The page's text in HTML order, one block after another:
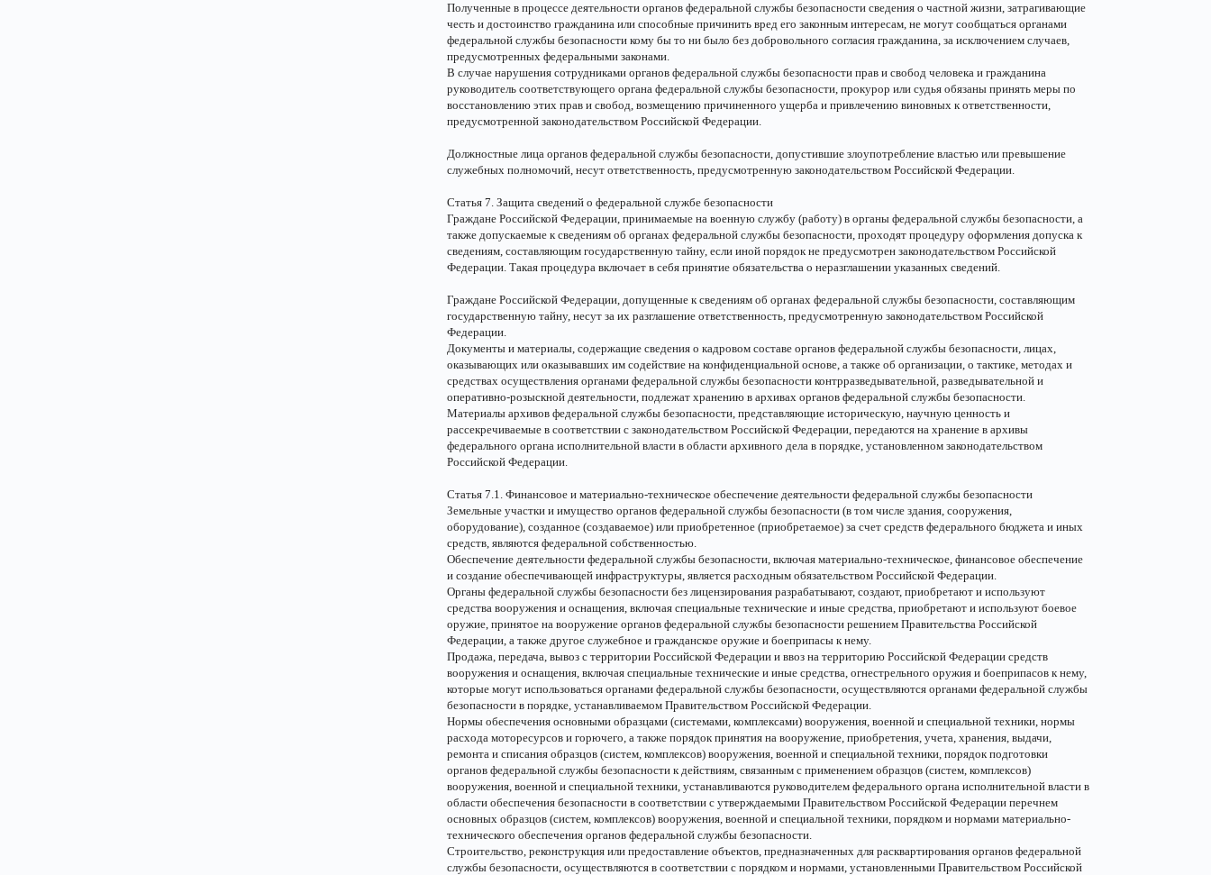
Полученные в процессе деятельности органов федеральной службы безопасности сведения о частной жизни, затрагивающие
честь и достоинство гражданина или способные причинить вред его законным интересам, не могут сообщаться органами
федеральной службы безопасности кому бы то ни было без добровольного согласия гражданина, за исключением случаев,
предусмотренных федеральными законами.
В случае нарушения сотрудниками органов федеральной службы безопасности прав и свобод человека и гражданина
руководитель соответствующего органа федеральной службы безопасности, прокурор или судья обязаны принять меры по
восстановлению этих прав и свобод, возмещению причиненного ущерба и привлечению виновных к ответственности,
предусмотренной законодательством Российской Федерации.
Должностные лица органов федеральной службы безопасности, допустившие злоупотребление властью или превышение
служебных полномочий, несут ответственность, предусмотренную законодательством Российской Федерации.
Статья 7. Защита сведений о федеральной службе безопасности
Граждане Российской Федерации, принимаемые на военную службу (работу) в органы федеральной службы безопасности, а
также допускаемые к сведениям об органах федеральной службы безопасности, проходят процедуру оформления допуска к
сведениям, составляющим государственную тайну, если иной порядок не предусмотрен законодательством Российской
Федерации. Такая процедура включает в себя принятие обязательства о неразглашении указанных сведений.
Граждане Российской Федерации, допущенные к сведениям об органах федеральной службы безопасности, составляющим
государственную тайну, несут за их разглашение ответственность, предусмотренную законодательством Российской
Федерации.
Документы и материалы, содержащие сведения о кадровом составе органов федеральной службы безопасности, лицах,
оказывающих или оказывавших им содействие на конфиденциальной основе, а также об организации, о тактике, методах и
средствах осуществления органами федеральной службы безопасности контрразведывательной, разведывательной и
оперативно-розыскной деятельности, подлежат хранению в архивах органов федеральной службы безопасности.
Материалы архивов федеральной службы безопасности, представляющие историческую, научную ценность и
рассекречиваемые в соответствии с законодательством Российской Федерации, передаются на хранение в архивы
федерального органа исполнительной власти в области архивного дела в порядке, установленном законодательством
Российской Федерации.
Статья 7.1. Финансовое и материально-техническое обеспечение деятельности федеральной службы безопасности
Земельные участки и имущество органов федеральной службы безопасности (в том числе здания, сооружения,
оборудование), созданное (создаваемое) или приобретенное (приобретаемое) за счет средств федерального бюджета и иных
средств, являются федеральной собственностью.
Обеспечение деятельности федеральной службы безопасности, включая материально-техническое, финансовое обеспечение
и создание обеспечивающей инфраструктуры, является расходным обязательством Российской Федерации.
Органы федеральной службы безопасности без лицензирования разрабатывают, создают, приобретают и используют
средства вооружения и оснащения, включая специальные технические и иные средства, приобретают и используют боевое
оружие, принятое на вооружение органов федеральной службы безопасности решением Правительства Российской
Федерации, а также другое служебное и гражданское оружие и боеприпасы к нему.
Продажа, передача, вывоз с территории Российской Федерации и ввоз на территорию Российской Федерации средств
вооружения и оснащения, включая специальные технические и иные средства, огнестрельного оружия и боеприпасов к нему,
которые могут использоваться органами федеральной службы безопасности, осуществляются органами федеральной службы
безопасности в порядке, устанавливаемом Правительством Российской Федерации.
Нормы обеспечения основными образцами (системами, комплексами) вооружения, военной и специальной техники, нормы
расхода моторесурсов и горючего, а также порядок принятия на вооружение, приобретения, учета, хранения, выдачи,
ремонта и списания образцов (систем, комплексов) вооружения, военной и специальной техники, порядок подготовки
органов федеральной службы безопасности к действиям, связанным с применением образцов (систем, комплексов)
вооружения, военной и специальной техники, устанавливаются руководителем федерального органа исполнительной власти в
области обеспечения безопасности в соответствии с утверждаемыми Правительством Российской Федерации перечнем
основных образцов (систем, комплексов) вооружения, военной и специальной техники, порядком и нормами материально-
технического обеспечения органов федеральной службы безопасности.
Строительство, реконструкция или предоставление объектов, предназначенных для расквартирования органов федеральной
службы безопасности, осуществляются в соответствии с порядком и нормами, установленными Правительством Российской